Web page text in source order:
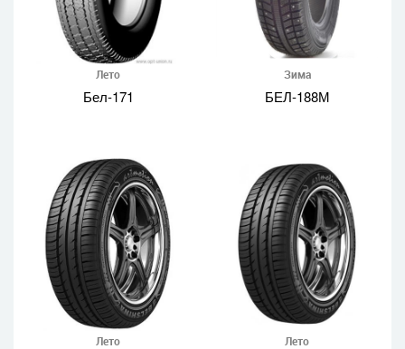
Лето
Бел-171
Зима
БЕЛ-188М
Лето Лето